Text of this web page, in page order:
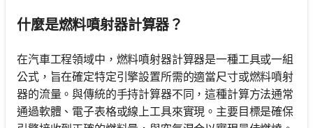
什麼是燃料噴射器計算器？
在汽車工程領域中，燃料噴射器計算器是一種工具或一組
公式，旨在確定特定引擎設置所需的適當尺寸或燃料噴射
器的流量。與傳統的手持計算器不同，這種計算方法通常
通過軟體、電子表格或線上工具來實現。主要目標是確保